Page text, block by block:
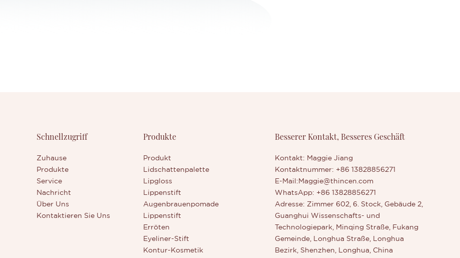
Schnellzugriff
Zuhause
Produkte
Service
Nachricht
Über Uns
Kontaktieren Sie Uns
Produkte
Produkt
Lidschattenpalette
Lipgloss
Lippenstift
Augenbrauenpomade
Lippenstift
Erröten
Eyeliner-Stift
Kontur-Kosmetik
Besserer Kontakt, Besseres Geschäft
Kontakt: Maggie Jiang
Kontaktnummer: +86 13828856271
E-Mail: Maggie@thincen.com
WhatsApp: +86 13828856271
Adresse: Zimmer 602, 6. Stock, Gebäude 2,
Guanghui Wissenschafts- und
Technologiepark, Minqing Straße, Fukang
Gemeinde, Longhua Straße, Longhua
Bezirk, Shenzhen, Longhua, China